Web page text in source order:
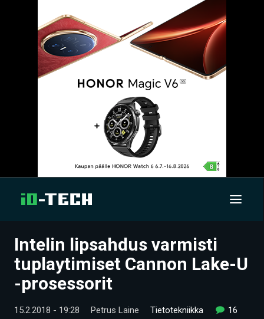
UUTISET
ARTIKKELIT
VIDEOT
Intelin lipsahdus varmisti
tuplaytimiset Cannon Lake-U
-prosessorit
15.2.2018 - 19:28 Petrus Laine Tietotekniikka 16